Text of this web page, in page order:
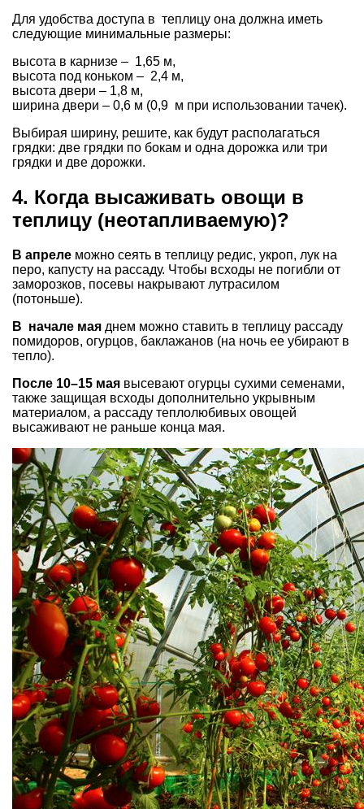
Для удобства доступа в теплицу она должна иметь
следующие минимальные размеры:
высота в карнизе – 1,65 м,
высота под коньком – 2,4 м,
высота двери – 1,8 м,
ширина двери – 0,6 м (0,9 м при использовании тачек).
Выбирая ширину, решите, как будут располагаться
грядки: две грядки по бокам и одна дорожка или три
грядки и две дорожки.
4. Когда высаживать овощи в
теплицу (неотапливаемую)?
В апреле можно сеять в теплицу редис, укроп, лук на
перо, капусту на рассаду. Чтобы всходы не погибли от
заморозков, посевы накрывают лутрасилом
(потоньше).
В начале мая днем можно ставить в теплицу рассаду
помидоров, огурцов, баклажанов (на ночь ее убирают в
тепло).
После 10–15 мая высевают огурцы сухими семенами,
также защищая всходы дополнительно укрывным
материалом, а рассаду теплолюбивых овощей
высаживают не раньше конца мая.